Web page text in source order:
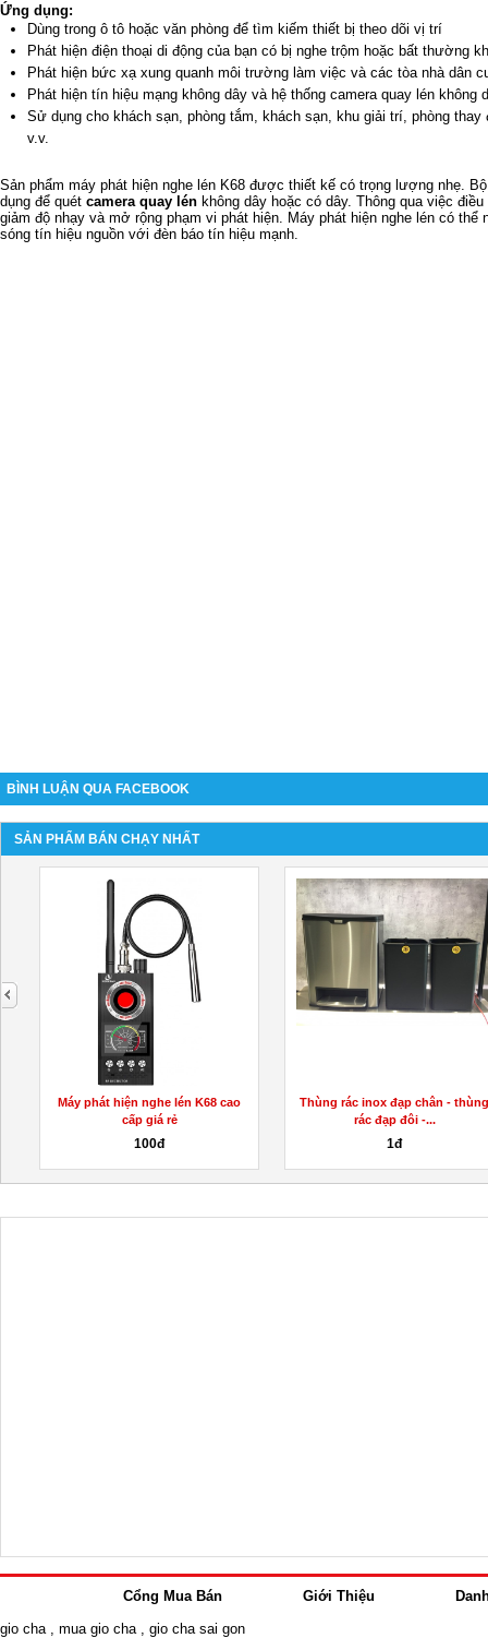
Ứng dụng:
Dùng trong ô tô hoặc văn phòng để tìm kiếm thiết bị theo dõi vị trí
Phát hiện điện thoại di động của bạn có bị nghe trộm hoặc bất thường
Phát hiện bức xạ xung quanh môi trường làm việc và các tòa nhà dân
Phát hiện tín hiệu mạng không dây và hệ thống camera quay lén không
Sử dụng cho khách sạn, phòng tắm, khách sạn, khu giải trí, phòng
v.v.
Sản phẩm máy phát hiện nghe lén K68 được thiết kế có trọng lượng nhẹ.
dụng để quét camera quay lén không dây hoặc có dây. Thông qua việc
giảm độ nhạy và mở rộng phạm vi phát hiện. Máy phát hiện nghe lén có thể
sóng tín hiệu nguồn với đèn báo tín hiệu mạnh.
BÌNH LUẬN QUA FACEBOOK
SẢN PHẨM BÁN CHẠY NHẤT
Máy phát hiện nghe lén K68 cao
cấp giá rẻ
100đ
Thùng rác inox đạp chân -
rác đạp đôi -...
1đ
next
Cổng Mua Bán Giới Thiệu
gio cha
mua gio cha gio cha sai gon